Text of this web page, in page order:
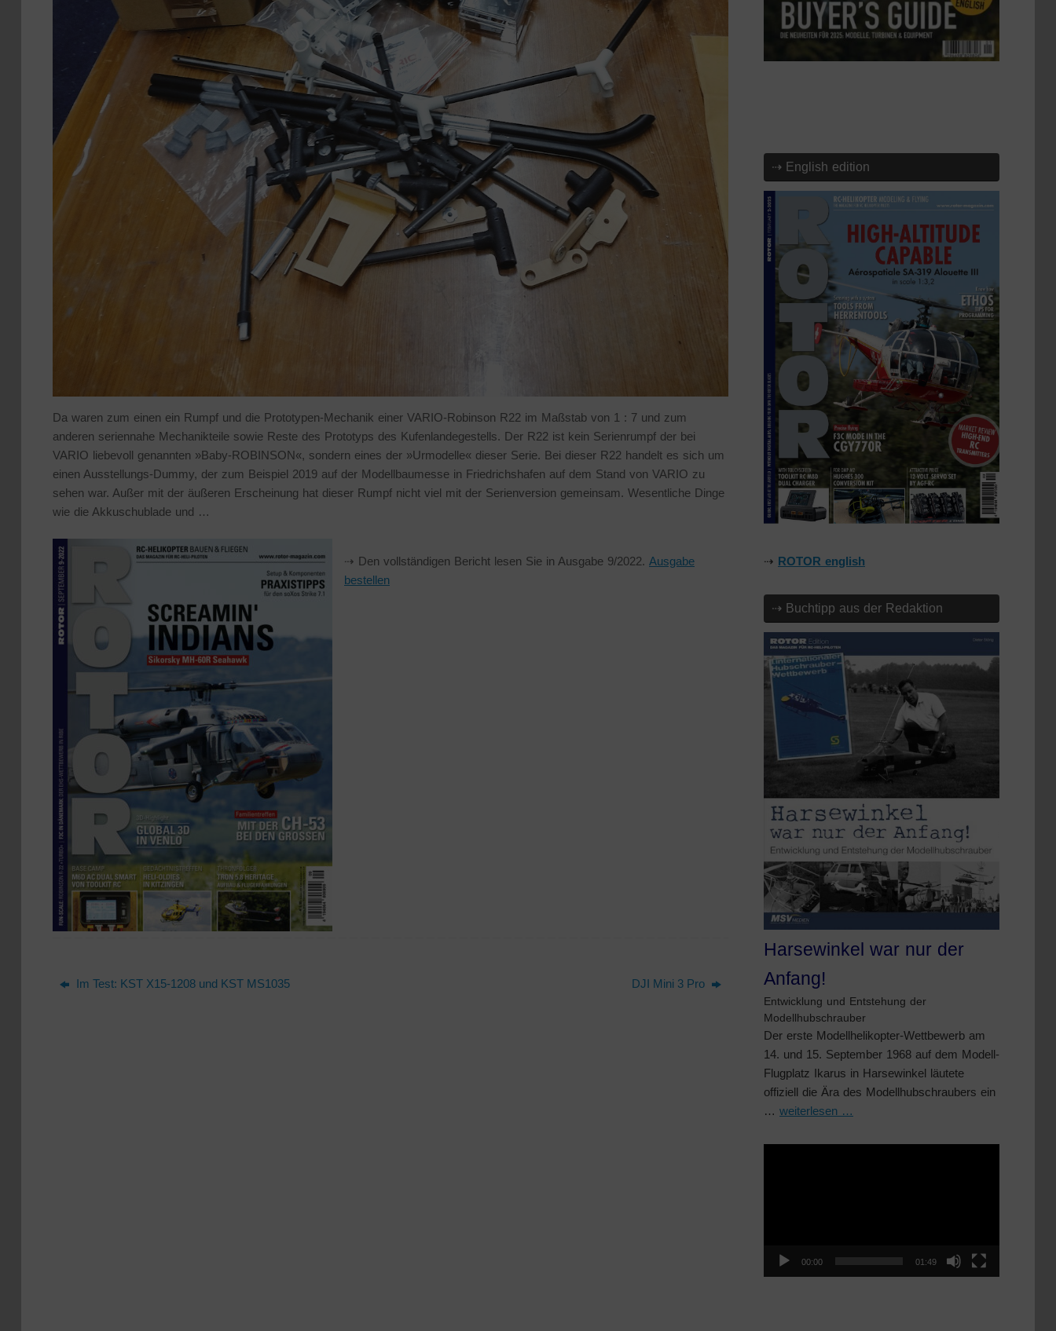
Da waren zum einen ein Rumpf und die Prototypen-Mechanik einer VARIO-Robinson R22 im Maßstab von 1 : 7 und zum
anderen seriennahe Mechanikteile sowie Reste des Prototyps des Kufenlandegestells. Der R22 ist kein Serienrumpf der bei
VARIO liebevoll genannten »Baby-ROBINSON«, sondern eines der »Urmodelle« dieser Serie. Bei dieser R22 handelt es sich um
einen Ausstellungs-Dummy, der zum Beispiel 2019 auf der Modellbaumesse in Friedrichshafen auf dem Stand von VARIO zu
sehen war. Außer mit der äußeren Erscheinung hat dieser Rumpf nicht viel mit der Serienversion gemeinsam. Wesentliche Dinge
wie die Akkuschublade und …
⇢ Den vollständigen Bericht lesen Sie in Ausgabe 9/2022. Ausgabe
bestellen
Im Test: KST X15-1208 und KST MS1035 DJI Mini 3 Pro
⇢ English edition
⇢ ROTOR english
⇢ Buchtipp aus der Redaktion
Harsewinkel war nur der
Anfang!
Entwicklung und Entstehung der
Modellhubschrauber
Der erste Modellhelikopter-Wettbewerb am
14. und 15. September 1968 auf dem Modell-
Flugplatz Ikarus in Harsewinkel läutete
offiziell die Ära des Modellhubschraubers ein
… weiterlesen …
00:00 01:49